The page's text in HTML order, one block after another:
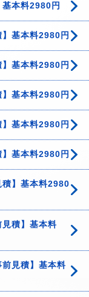
本料2980円
基本料2980円
基本料2980円
基本料2980円
基本料2980円
基本料2980円
積】基本料2980
積】基本料
見積】基本料